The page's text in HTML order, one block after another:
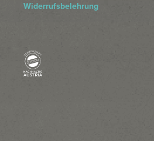
Widerrufsbelehrung